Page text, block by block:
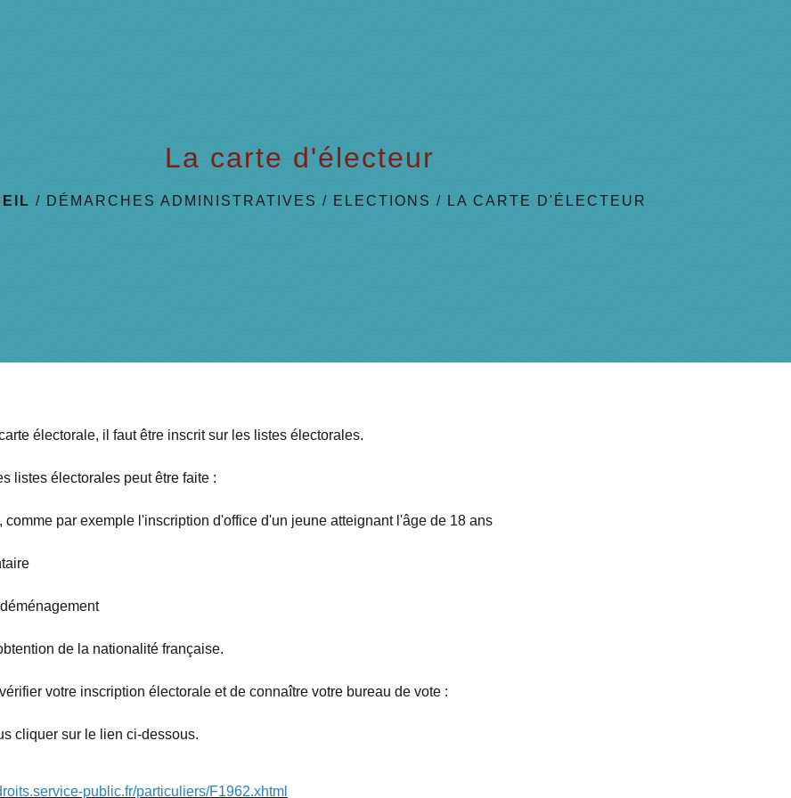
La carte d'électeur
/ DÉMARCHES ADMINISTRATIVES / ELECTIONS / LA CARTE D'ÉLECTEUR
électorale, il faut être inscrit sur les listes électorales.
listes électorales peut être faite :
comme par exemple l'inscription d'office d'un jeune atteignant l'âge de 18 ans
de la nationalité française.
votre inscription électorale et de connaître votre bureau de vote :
cliquer sur le lien ci-dessous.
public.fr/particuliers/F1962.xhtml